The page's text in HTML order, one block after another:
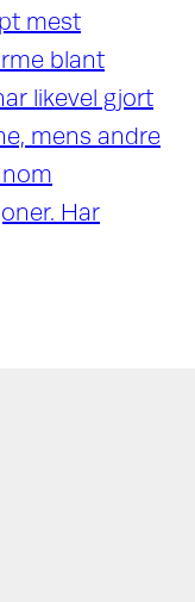
mest
blant
likevel gjort
mens andre
Har